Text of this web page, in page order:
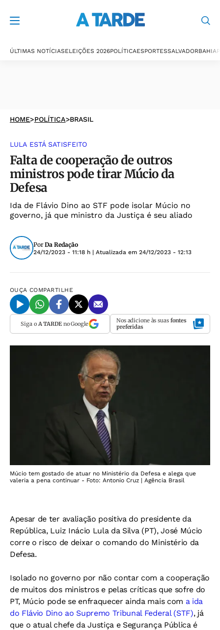
ÚLTIMAS NOTÍCIASELEIÇÕES 2026POLÍTICAESPORTESSALVADORBAHIA
HOME>POLÍTICA>BRASIL
LULA ESTÁ SATISFEITO
Falta de cooperação de outros
ministros pode tirar Múcio da
Defesa
Ida de Flávio Dino ao STF pode isolar Múcio no
governo, já que ministro da Justiça é seu aliado
Por Da Redação
24/12/2023 - 11:18 h | Atualizada em 24/12/2023 - 12:13
OUÇA COMPARTILHE
Siga o A TARDEno Google Nos adicione às suas fontes
preferidas
Múcio tem gostado de atuar no Ministério da Defesa e alega que
valeria a pena continuar - Foto: Antonio Cruz | Agência Brasil
Apesar de ter avaliação positiva do presidente da
República, Luiz Inácio Lula da Silva (PT), José Múcio
corre o risco de deixar o comando do Ministério da
Defesa.
Isolado no governo por não contar com a cooperação
de muitos dos ministros e pelas críticas que sofre do
PT, Múcio pode se enfraquecer ainda mais com a ida
do Flávio Dino ao Supremo Tribunal Federal (STF), já
que o atual chefe da Justiça e Segurança Pública é